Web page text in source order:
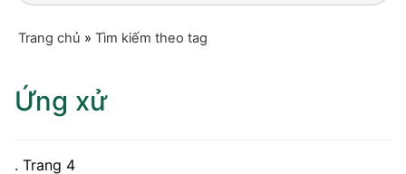
Trang chủ » Tìm kiếm theo tag
Ứng xử
. Trang 4